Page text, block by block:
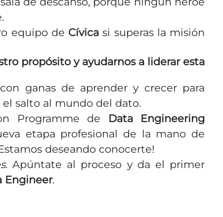
equipo de Cívica si superas la misión
propósito y ayudarnos a liderar esta
ganas de aprender y crecer para
salto al mundo del dato.
Programme de Data Engineering
etapa profesional de la mano de
deseando conocerte!
. Apúntate al proceso y da el primer
Engineer.